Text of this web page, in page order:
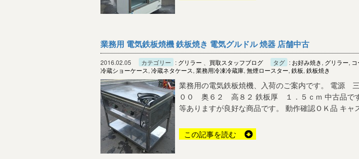
業務用 電気鉄板焼機 鉄板焼き 電気グルドル 焼器 店舗中古
2016.02.05 カテゴリー : グリラー 買取スタッフブログ タグ : お好み焼き, グリラー,
冷蔵ショーケース, 冷蔵ネタケース, 業務用冷凍冷蔵庫, 無煙ロースター, 鉄板, 鉄板焼き
業務用の電気鉄板焼機、入荷のご案内です。 電源
００ 奥６２ 高８２ 鉄板厚 １．５ｃｍ 中古品で
等ありますが良好な商品です。 動作確認ＯＫ品 キャ
この記事を読む